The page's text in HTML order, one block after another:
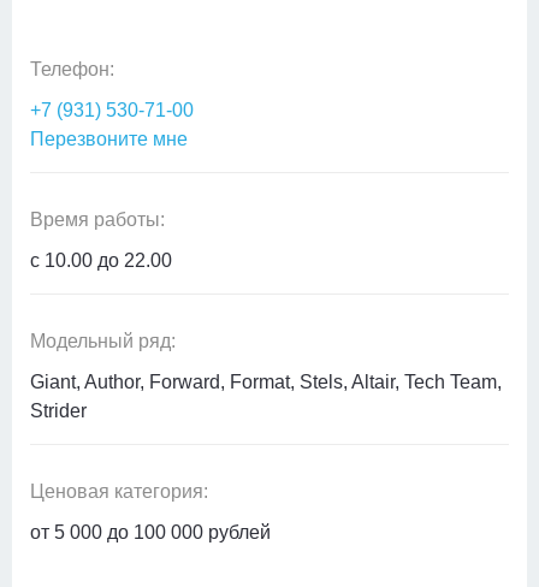
Телефон:
+7 (931) 530-71-00
Перезвоните мне
Время работы:
с 10.00 до 22.00
Модельный ряд:
Giant, Author, Forward, Format, Stels, Altair, Tech Team,
Strider
Ценовая категория:
от 5 000 до 100 000 рублей